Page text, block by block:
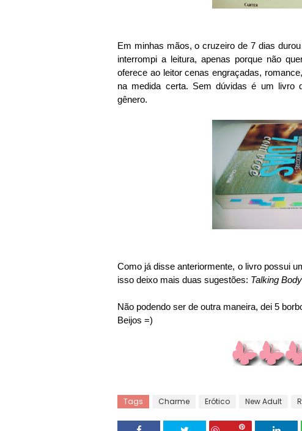
Em minhas mãos, o cruzeiro de 7 dias
interrompi a leitura, apenas porque não
oferece ao leitor cenas engraçadas,
na medida certa. Sem dúvidas é um livro
gênero.
Como já disse anteriormente, o livro possui
isso deixo mais duas sugestões: Talking Body
Não podendo ser de outra maneira, dei 5
Beijos =)
Tags Charme Erótico New Adult